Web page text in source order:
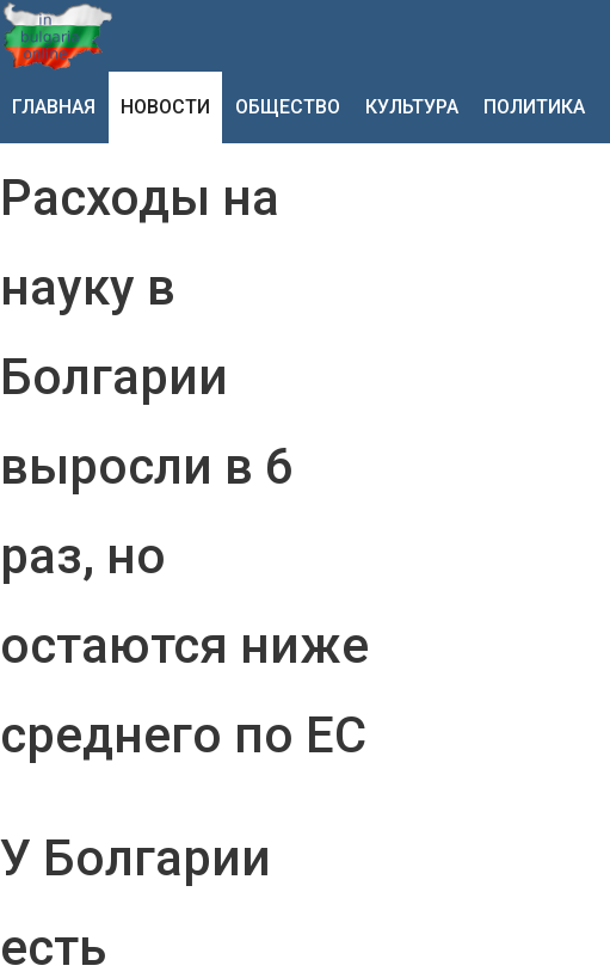
ГЛАВНАЯ НОВОСТИ ОБЩЕСТВО КУЛЬТУРА ПОЛИТИКА
Расходы на
науку в
Болгарии
выросли в 6
раз, но
остаются ниже
среднего по ЕС
У Болгарии
есть